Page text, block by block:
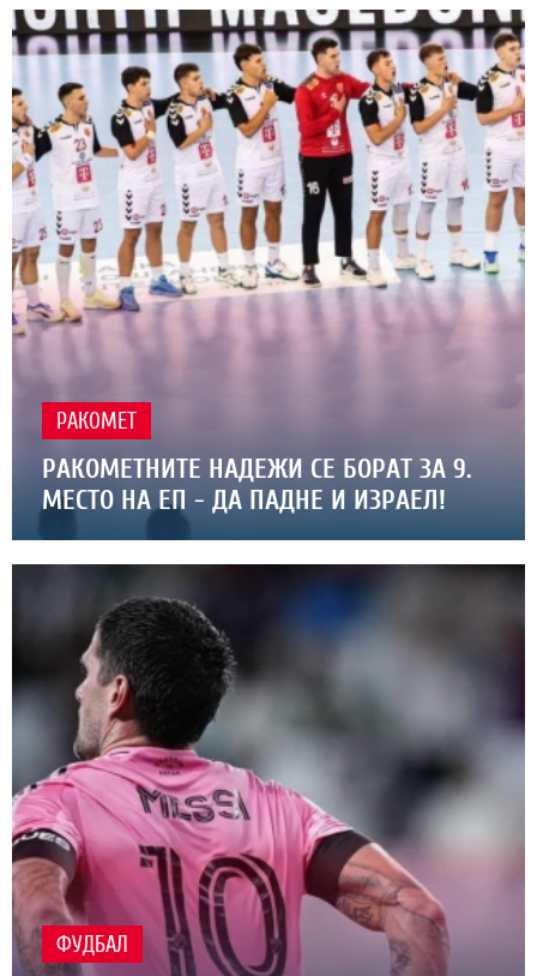
РАКОМЕТ
РАКОМЕТНИТЕ НАДЕЖИ СЕ БОРАТ ЗА 9.
МЕСТО НА ЕП - ДА ПАДНЕ И ИЗРАЕЛ!
ФУДБАЛ